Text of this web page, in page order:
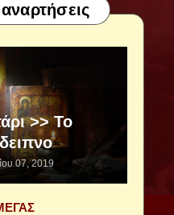
>> Το
07, 2019